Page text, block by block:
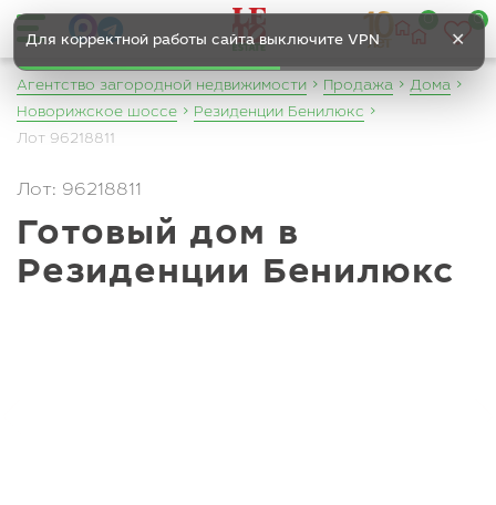
Для корректной работы сайта выключите VPN ✕
0
Агентство загородной недвижимости Продажа
Дома
Новорижское шоссе
Резиденции Бенилюкс
Лот 96218811
Лот: 96218811
Готовый дом в
Резиденции Бенилюкс